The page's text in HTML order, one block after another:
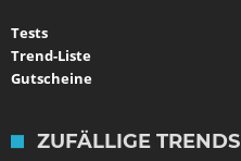
Tests
Trend-Liste
Gutscheine
ZUFÄLLIGE TRENDS